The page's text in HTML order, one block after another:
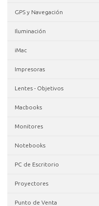
GPS y Navegación
Iluminación
iMac
Impresoras
Lentes - Objetivos
Macbooks
Monitores
Notebooks
PC de Escritorio
Proyectores
Punto de Venta